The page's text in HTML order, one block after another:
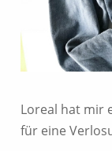
Loreal hat mir
für eine